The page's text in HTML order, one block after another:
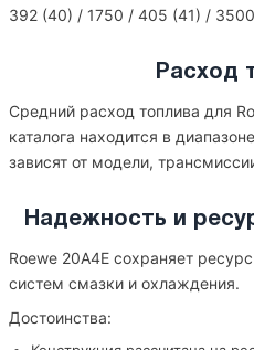
392 (40) / 1750 / 405 (41) /
Расход
Средний расход топлива для
каталога находится в
зависят от модели,
Надежность и
Roewe 20A4E сохраняет
систем смазки и охлаждения.
Достоинства: